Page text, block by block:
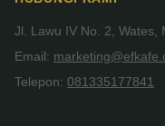
Jl. Lawu IV No. 2, Wates,
Email:
Telepon: 081335177841